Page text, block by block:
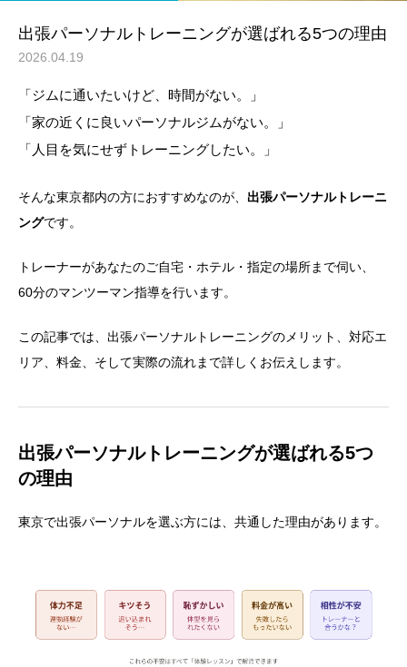
で答えます
解説
出張パーソナルトレーニングが選ばれる5つの理由
2026.04.19
「ジムに通いたいけど、時間がない。」
「家の近くに良いパーソナルジムがない。」
「人目を気にせずトレーニングしたい。」
そんな東京都内の方におすすめなのが、 出張パーソナルトレーニ
ングです。
トレーナーがあなたのご自宅・ホテル・指定の場所まで伺い、
60分のマンツーマン指導を行います。
この記事では、出張パーソナルトレーニングのメリット、対応エ
リア、料金、そして実際の流れまで詳しくお伝えします。
出張パーソナルトレーニングが選ばれる5つ
の理由
東京で出張パーソナルを選ぶ方には、共通した理由があります。